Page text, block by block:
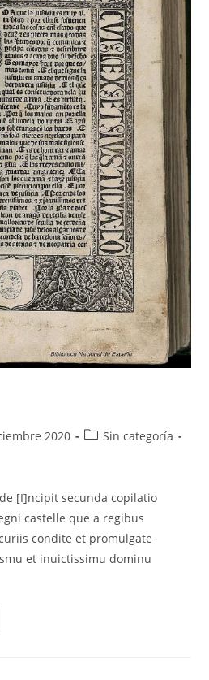
2020
Categoría
Sin categoría
de [I]ncipit secunda copilatio
castelle que a regibus
condite et promulgate
et inuictissimu dominu